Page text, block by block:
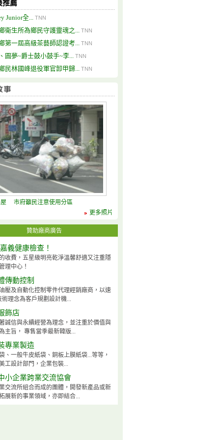
推薦
Junior全... TNN
衛生所為鄉民守護靈魂之... TNN
第一屆高級茶藝師認證考... TNN
圓夢~爵士鼓小鼓手~李... TNN
民林國峰退役軍官卸甲歸... TNN
屋 市府籲民注意使用分區
更多照片
贊助廠商廣告
義健康檢查！
收費，五星級明亮乾淨溫馨舒適又注重隱
理中心！
傳動控制
壓及自動化控制零件代理經銷廠商，以速
術理念為客戶規劃設計機...
飾店
誠信與永續經營為理念，並注重於價值與
主旨， 專售當季最新韓版...
專業製造
、一般牛皮紙袋、銅板上膜紙袋...等等，
工設計部門，企業包裝...
小企業跨業交流協會
交流所組合而成的團體，開發新產品或新
展新的事業領域，亦即結合...